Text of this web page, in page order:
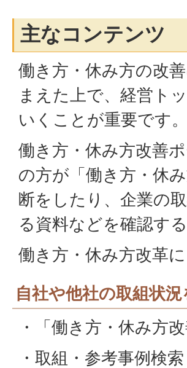
主なコンテンツ
働き方・休み方の改
まえた上で、経営ト
いくことが重要です。
働き方・休み方改善
の方が「働き方・休
断をしたり、企業の
る資料などを確認す
働き方・休み方改革
自社や他社の取組状
・「働き方・休み方
・取組・参考事例検索